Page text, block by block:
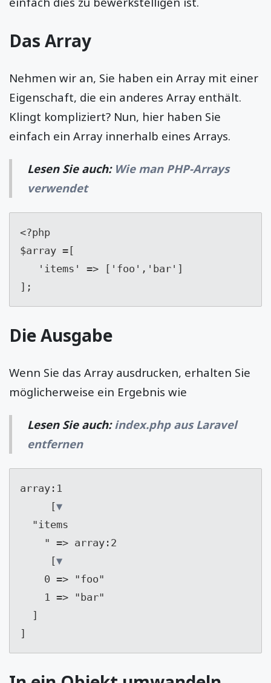
Das Array
Nehmen wir an, Sie haben ein Array mit einer
Eigenschaft, die ein anderes Array enthält.
Klingt kompliziert? Nun, hier haben Sie
einfach ein Array innerhalb eines Arrays.
Lesen Sie auch: Wie man PHP-Arrays
verwendet
<?php
$array =[
];
Die Ausgabe
Wenn Sie das Array ausdrucken, erhalten Sie
möglicherweise ein Ergebnis wie
Lesen Sie auch:index.php aus Laravel
entfernen
array:1
	 [
▼
  "
items
	" =>
array:2
	 [
▼
0 => "foo"
1 => "bar"
]